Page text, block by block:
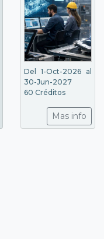
Del 1-Oct-2026 al
30-Jun-2027
60 Créditos
Mas info